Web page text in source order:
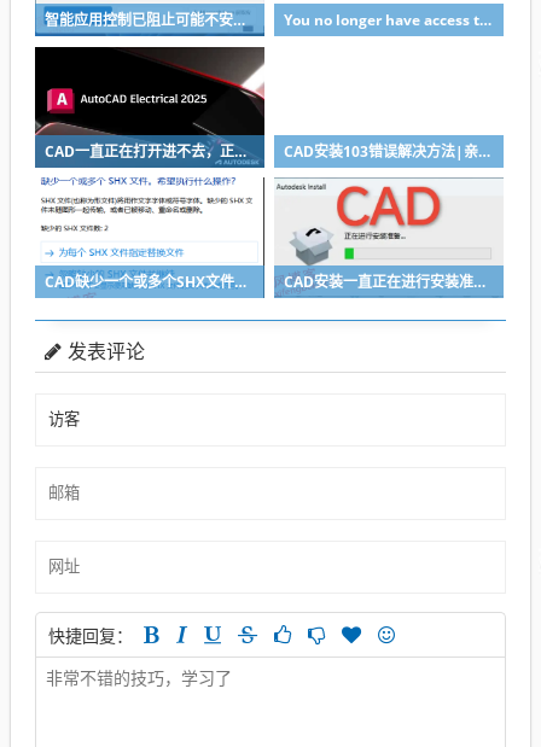
智能应用控制已阻止可能不安全的应用 You no longer have access to AutoCAD弹窗错误解决方法
CAD一直正在打开进不去，正在加载插件...wd_dlg.arx CAD安装103错误解决方法|亲测有效
CAD缺少一个或多个SHX文件弹窗不见了如何重新弹出显示？ CAD安装一直正在进行安装准备然后闪退没有安装界面怎么办？
发表评论
快捷回复：